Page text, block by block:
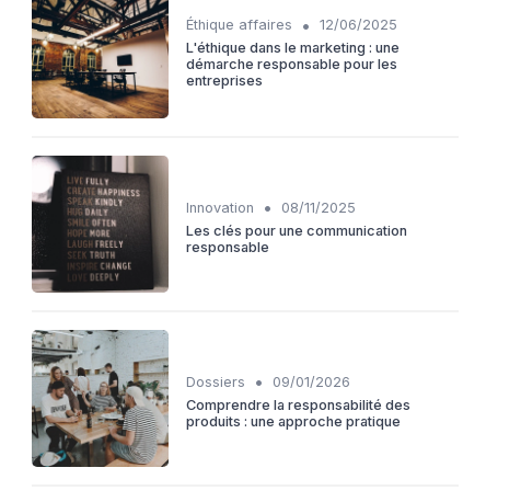
Éthique affaires •
12/06/2025
L'éthique dans le marketing : une
démarche responsable pour les
entreprises
Innovation •
08/11/2025
Les clés pour une communication
responsable
Dossiers •
09/01/2026
Comprendre la responsabilité des
produits : une approche pratique